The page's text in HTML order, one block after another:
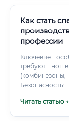
Как стать
профессии
Ключевые особенности:
требуют
давлением,
Читать статью →